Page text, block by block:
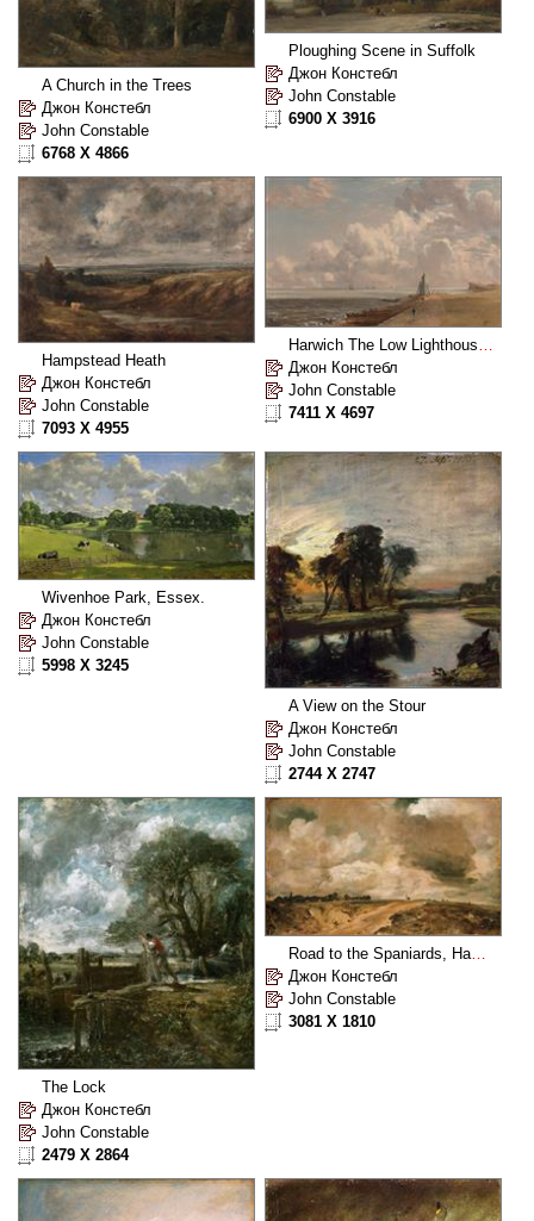
A Church in the Trees
Джон Констебл
John Constable
6768 X 4866
Ploughing Scene in Suffolk
Джон Констебл
John Constable
6900 X 3916
Hampstead Heath
Джон Констебл
John Constable
7093 X 4955
Harwich The Low Lighthouse and Beacon Hill
Джон Констебл
John Constable
7411 X 4697
Wivenhoe Park, Essex.
Джон Констебл
John Constable
5998 X 3245
A View on the Stour
Джон Констебл
John Constable
2744 X 2747
The Lock
Джон Констебл
John Constable
2479 X 2864
Road to the Spaniards, Hampstead
Джон Констебл
John Constable
3081 X 1810